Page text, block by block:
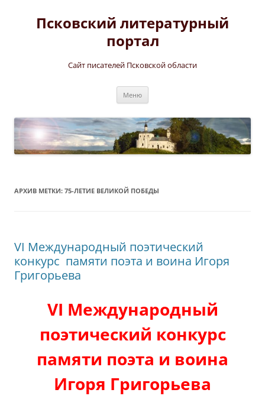
содержимому
Псковский литературный
портал
Сайт писателей Псковской области
Меню
АРХИВ МЕТКИ: 75-ЛЕТИЕ ВЕЛИКОЙ ПОБЕДЫ
VI Международный поэтический
конкурс памяти поэта и воина Игоря
Григорьева
VI Международный
поэтический конкурс
памяти поэта и воина
Игоря Григорьева